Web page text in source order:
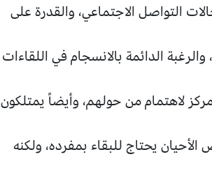
التواصل الاجتماعي، والقدرة على
الدائمة بالانسجام في اللقاءات
لاهتمام من حولهم، وأيضاً يمتلكون
يحتاج للبقاء بمفرده، ولكنه